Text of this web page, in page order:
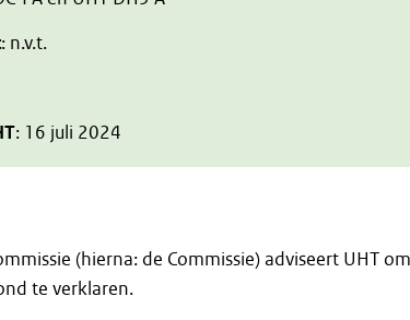
: n.v.t.
: 16 juli 2024
(hierna: de Commissie) adviseert UHT om
te verklaren.